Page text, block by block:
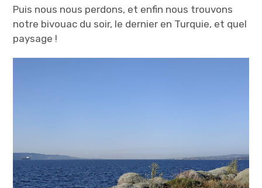
Puis nous nous perdons, et enfin nous trouvons
notre bivouac du soir, le dernier en Turquie, et quel
paysage !